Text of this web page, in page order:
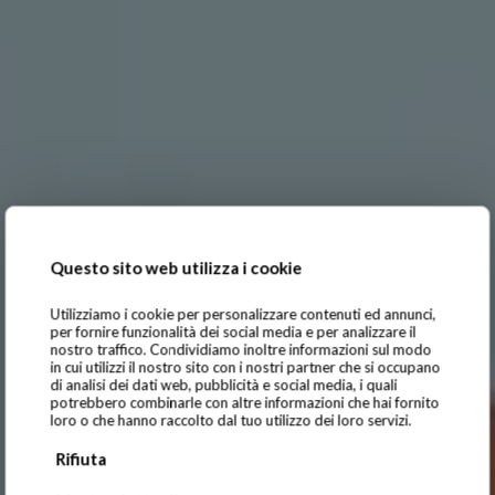
Questo sito web utilizza i cookie
Utilizziamo i cookie per personalizzare contenuti ed annunci,
per fornire funzionalità dei social media e per analizzare il
nostro traffico. Condividiamo inoltre informazioni sul modo
in cui utilizzi il nostro sito con i nostri partner che si occupano
di analisi dei dati web, pubblicità e social media, i quali
potrebbero combinarle con altre informazioni che hai fornito
loro o che hanno raccolto dal tuo utilizzo dei loro servizi.
Rifiuta